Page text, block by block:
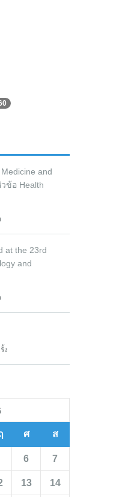
and
ข้อ Health
at the 23rd
and
ง
ศ ส
6 7
13 14